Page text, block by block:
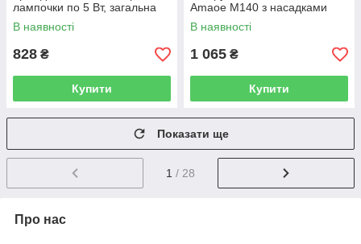
лампочки по 5 Вт, загальна
потужність 20 Вт)
В наявності
828 ₴
Купити
Amaoe M140 з насадками
В наявності
1 065 ₴
Купити
Показати ще
1 / 28
Про нас